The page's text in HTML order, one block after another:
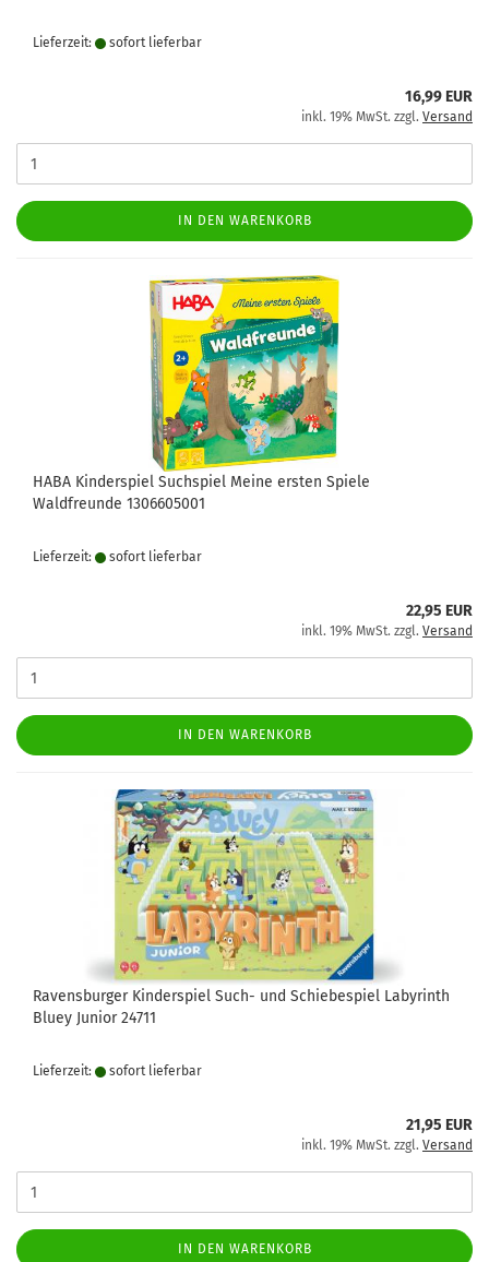
Lieferzeit: sofort lie­fer­bar
16,99 EUR
inkl. 19% MwSt. zzgl. Versand
IN DEN WARENKORB
HABA Kinderspiel Suchspiel Meine ersten Spiele
Waldfreunde 1306605001
Lieferzeit: sofort lie­fer­bar
22,95 EUR
inkl. 19% MwSt. zzgl. Versand
IN DEN WARENKORB
Ravensburger Kinderspiel Such- und Schiebespiel Labyrinth
Bluey Junior 24711
Lieferzeit: sofort lie­fer­bar
21,95 EUR
inkl. 19% MwSt. zzgl. Versand
IN DEN WARENKORB